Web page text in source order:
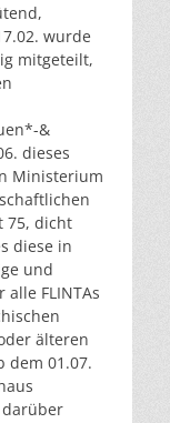
wurde
mitgeteilt,
&
dieses
Ministerium
75, dicht
diese in
und
FLINTAs
älteren
dem 01.07.
darüber